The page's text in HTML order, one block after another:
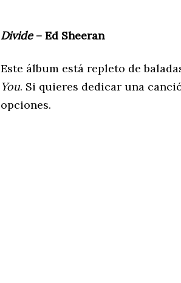
Divide– Ed Sheeran
Este álbum está repleto de
You. Si quieres dedicar una
opciones.